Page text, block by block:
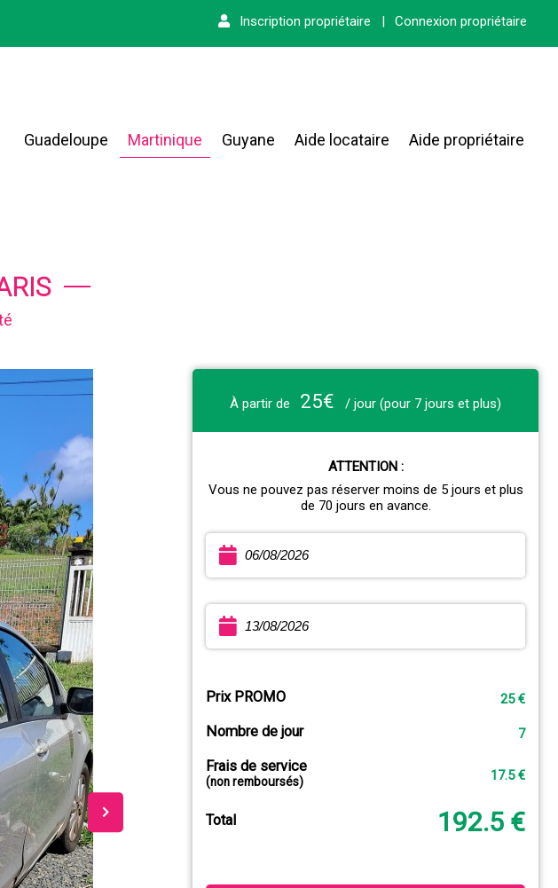
Inscription propriétaire | Connexion propriétaire
Guadeloupe Martinique Guyane Aide locataire Aide propriétaire
À partir de 25€ / jour (pour 7 jours et plus)
ATTENTION :
Vous ne pouvez pas réserver moins de 5 jours et plus
de 70 jours en avance.
Prix PROMO 25 €
Nombre de jour 7
Frais de service
(non remboursés) 17.5 €
Total 192.5 €